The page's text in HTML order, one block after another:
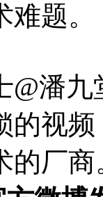
题。
@潘
的视
的厂